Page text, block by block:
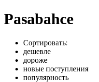
Pasabahce
Сортировать:
дешевле
дороже
новые поступления
популярность